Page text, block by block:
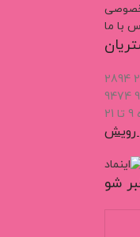
با ما
رویش
شو